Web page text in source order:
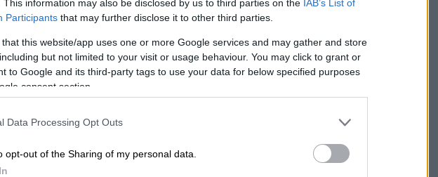
This information may also be disclosed by us to third parties on the IAB’s List of
Participants that may further disclose it to other third parties.
that this website/app uses one or more Google services and may gather and store
but not limited to your visit or usage behaviour. You may click to grant or
to Google and its third-party tags to use your data for below specified purposes
consent section.
Data Processing Opt Outs
opt-out of the Sharing of my personal data.
Κόσμος|15.04.2023 23:00
σταματήσουν να «ενθαρρύνουν»